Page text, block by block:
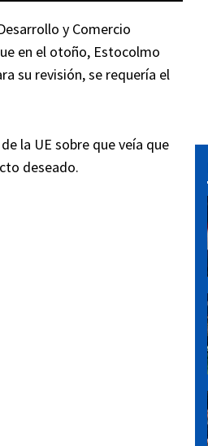
y Comercio
en el otoño, Estocolmo
su revisión, se requería el
la UE sobre que veía que
deseado.